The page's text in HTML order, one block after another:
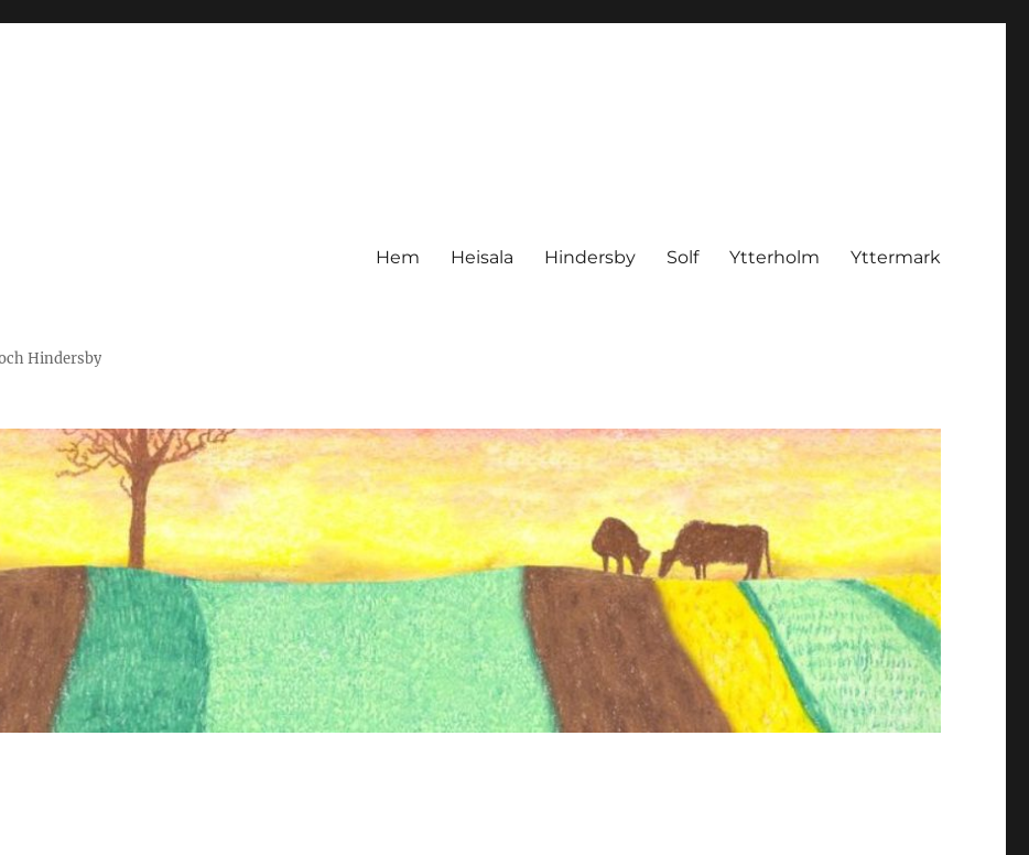
Hindersby
Hem Heisala Hindersby Solf Ytterholm Yttermark